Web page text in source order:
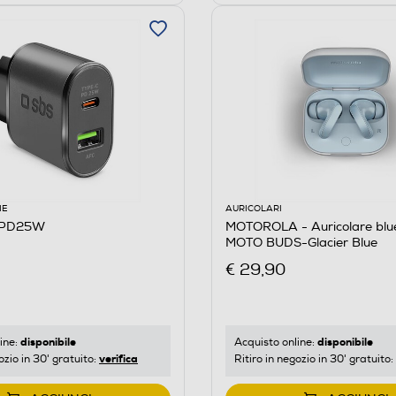
disponibile
in 30' gratuito: verifica
AURICOLARI
MOTOROLA - Auricolare
MOTO BUDS-Glacier Blue
€ 29,90
Acquisto online: disponibile
Ritiro in negozio in 30' gratuito: